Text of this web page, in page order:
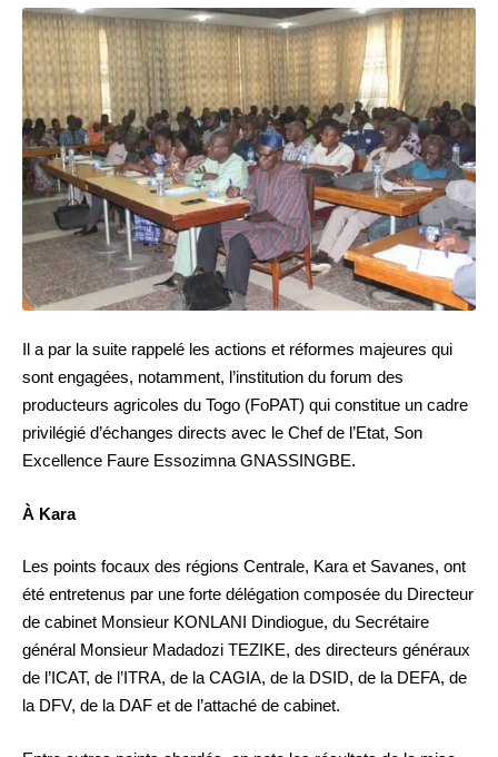
Il a par la suite rappelé les actions et réformes majeures qui
sont engagées, notamment, l’institution du forum des
producteurs agricoles du Togo (FoPAT) qui constitue un cadre
privilégié d’échanges directs avec le Chef de l’Etat, Son
Excellence Faure Essozimna GNASSINGBE.
À Kara
Les points focaux des régions Centrale, Kara et Savanes, ont
été entretenus par une forte délégation composée du Directeur
de cabinet Monsieur KONLANI Dindiogue, du Secrétaire
général Monsieur Madadozi TEZIKE, des directeurs généraux
de l’ICAT, de l’ITRA, de la CAGIA, de la DSID, de la DEFA, de
la DFV, de la DAF et de l’attaché de cabinet.